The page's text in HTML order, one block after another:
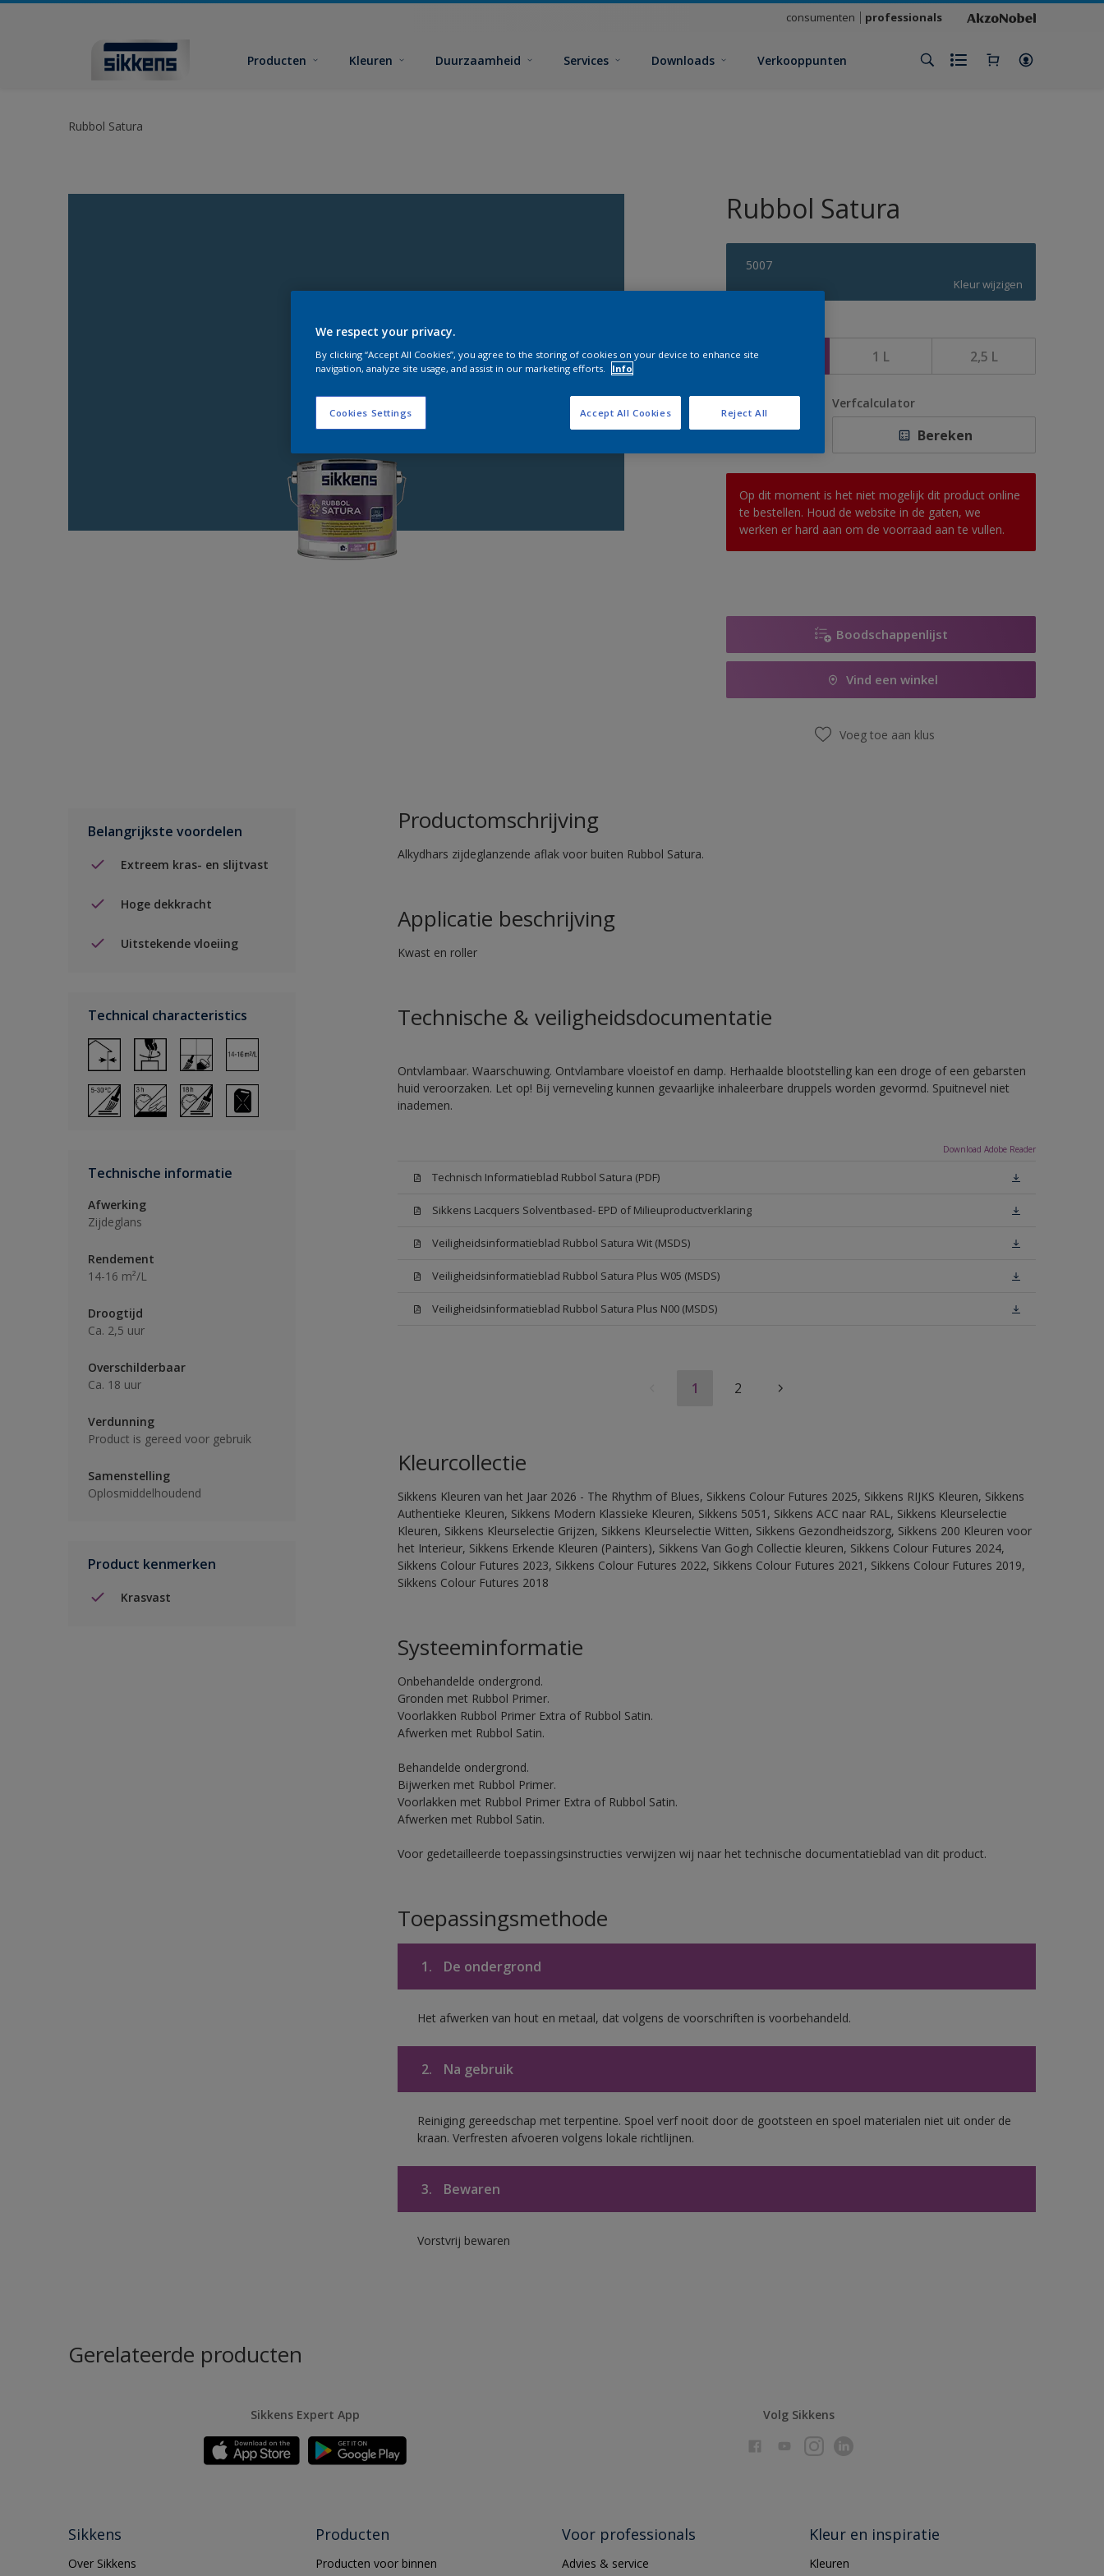
consumenten professionals
Producten Kleuren Duurzaamheid Services Downloads Verkooppunten
Rubbol Satura
Rubbol Satura
5007
Kleur wijzigen
500 ML 1 L 2,5 L
Verfcalculator
Bereken
Op dit moment is het niet mogelijk dit product online
te bestellen. Houd de website in de gaten, we
werken er hard aan om de voorraad aan te vullen.
Boodschappenlijst
Vind een winkel
Voeg toe aan klus
Belangrijkste voordelen
Extreem kras- en slijtvast
Hoge dekkracht
Uitstekende vloeiing
Technical characteristics
Technische informatie
Afwerking
Zijdeglans
Rendement
14-16 m²/L
Droogtijd
Ca. 2,5 uur
Overschilderbaar
Ca. 18 uur
Verdunning
Product is gereed voor gebruik
Samenstelling
Oplosmiddelhoudend
Product kenmerken
Krasvast
Productomschrijving
Alkydhars zijdeglanzende aflak voor buiten Rubbol Satura.
Applicatie beschrijving
Kwast en roller
Technische & veiligheidsdocumentatie
Ontvlambaar. Waarschuwing. Ontvlambare vloeistof en damp. Herhaalde blootstelling kan een droge of een gebarsten
huid veroorzaken. Let op! Bij verneveling kunnen gevaarlijke inhaleerbare druppels worden gevormd. Spuitnevel niet
inademen.
Download Adobe Reader
Technisch Informatieblad Rubbol Satura (PDF)
Sikkens Lacquers Solventbased- EPD of Milieuproductverklaring
Veiligheidsinformatieblad Rubbol Satura Wit (MSDS)
Veiligheidsinformatieblad Rubbol Satura Plus W05 (MSDS)
Veiligheidsinformatieblad Rubbol Satura Plus N00 (MSDS)
1 2
Kleurcollectie
Sikkens Kleuren van het Jaar 2026 - The Rhythm of Blues, Sikkens Colour Futures 2025, Sikkens RIJKS Kleuren, Sikkens
Authentieke Kleuren, Sikkens Modern Klassieke Kleuren, Sikkens 5051, Sikkens ACC naar RAL, Sikkens Kleurselectie
Kleuren, Sikkens Kleurselectie Grijzen, Sikkens Kleurselectie Witten, Sikkens Gezondheidszorg, Sikkens 200 Kleuren voor
het Interieur, Sikkens Erkende Kleuren (Painters), Sikkens Van Gogh Collectie kleuren, Sikkens Colour Futures 2024,
Sikkens Colour Futures 2023, Sikkens Colour Futures 2022, Sikkens Colour Futures 2021, Sikkens Colour Futures 2019,
Sikkens Colour Futures 2018
Systeeminformatie
Onbehandelde ondergrond.
Gronden met Rubbol Primer.
Voorlakken Rubbol Primer Extra of Rubbol Satin.
Afwerken met Rubbol Satin.
Behandelde ondergrond.
Bijwerken met Rubbol Primer.
Voorlakken met Rubbol Primer Extra of Rubbol Satin.
Afwerken met Rubbol Satin.
Voor gedetailleerde toepassingsinstructies verwijzen wij naar het technische documentatieblad van dit product.
Toepassingsmethode
1. De ondergrond
Het afwerken van hout en metaal, dat volgens de voorschriften is voorbehandeld.
2. Na gebruik
Reiniging gereedschap met terpentine. Spoel verf nooit door de gootsteen en spoel materialen niet uit onder de
kraan. Verfresten afvoeren volgens lokale richtlijnen.
3. Bewaren
Vorstvrij bewaren
Gerelateerde producten
Sikkens Expert App Volg Sikkens
Sikkens
Over Sikkens
Producten
Producten voor binnen
Voor professionals
Advies & service
Kleur en inspiratie
Kleuren
We respect your privacy.
By clicking “Accept All Cookies”, you agree to the storing of cookies on your device to enhance site
navigation, analyze site usage, and assist in our marketing efforts.
Info
Cookies Settings Reject All
Accept All Cookies